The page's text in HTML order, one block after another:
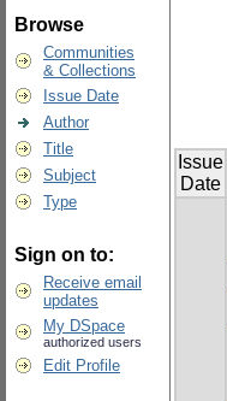
Browse
Communities
& Collections
Issue Date
Author
Title
Subject
Type
Sign on to:
Receive email
updates
My DSpace
authorized users
Edit Profile
Issue
Date